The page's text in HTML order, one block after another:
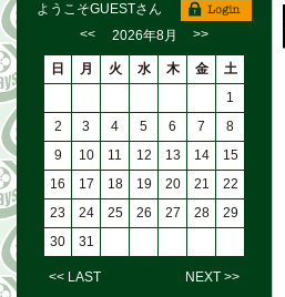
ようこそGUESTさん
<<
2026年8月 >>
日 月 火 水 木 金
土
1
2
3 4 5 6 7
8
9
10 11 12 13 14
15
16
17 18 19 20 21
22
23
24 25 26 27 28
29
30
31
<< LAST NEXT >>